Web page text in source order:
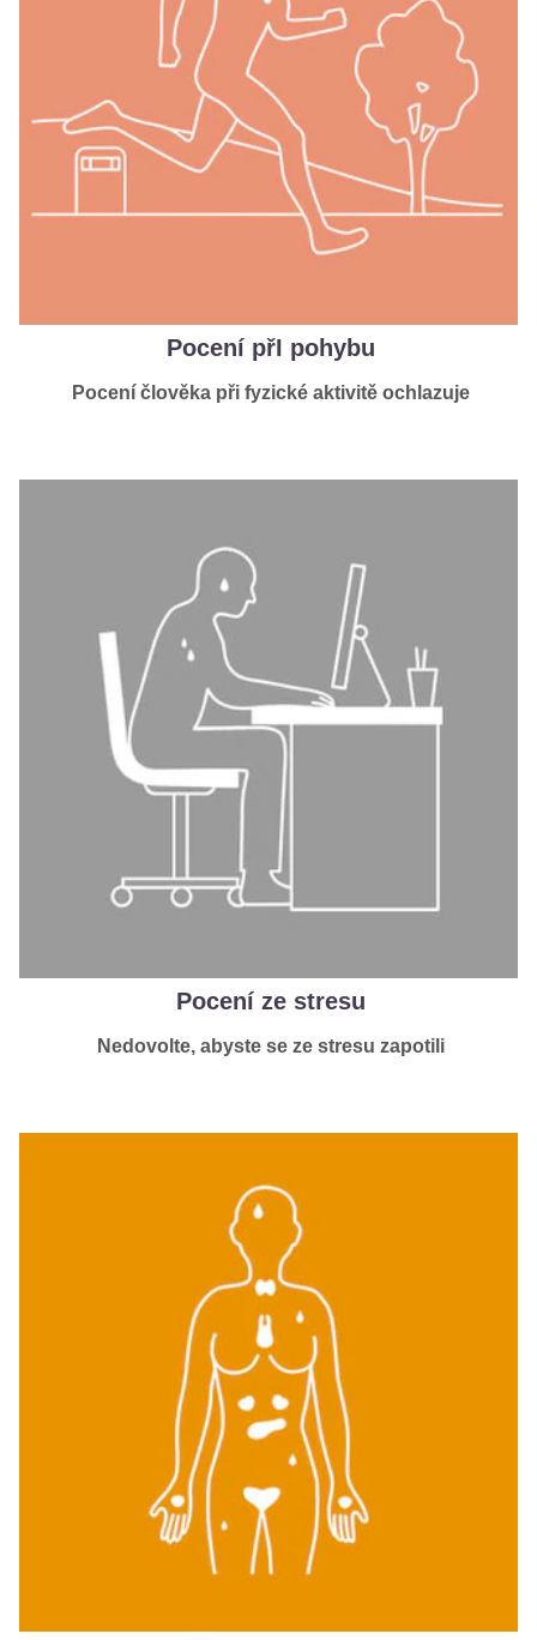
Pocení přI pohybu
Pocení člověka při fyzické aktivitě ochlazuje
Pocení ze stresu
Nedovolte, abyste se ze stresu zapotili